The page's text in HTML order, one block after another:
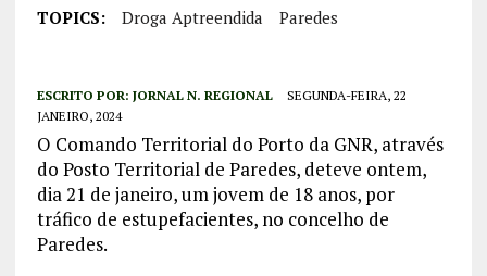
TOPICS: Droga Aptreendida Paredes
ESCRITO POR: JORNAL N. REGIONAL
SEGUNDA-FEIRA, 22
JANEIRO, 2024
O Comando Territorial do Porto da GNR, através
do Posto Territorial de Paredes, deteve ontem,
dia 21 de janeiro, um jovem de 18 anos, por
tráfico de estupefacientes, no concelho de
Paredes.